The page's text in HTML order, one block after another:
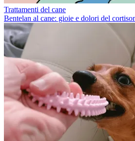
Trattamenti del cane
Bentelan al cane: gioie e dolori del